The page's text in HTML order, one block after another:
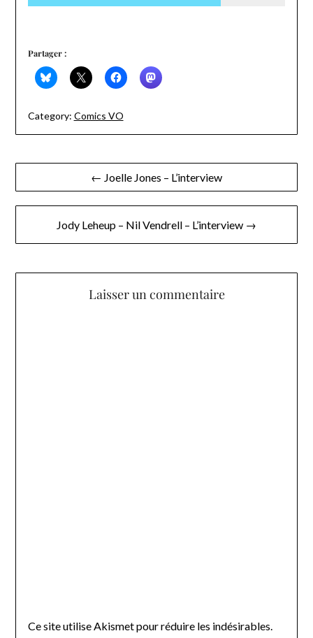
Partager :
Category: Comics VO
Navigation
de
l’article
← Joelle Jones – L’interview
Jody Leheup – Nil Vendrell – L’interview →
Laisser un commentaire
Ce site utilise Akismet pour réduire les indésirables.